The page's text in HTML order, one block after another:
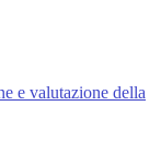
e valutazione della